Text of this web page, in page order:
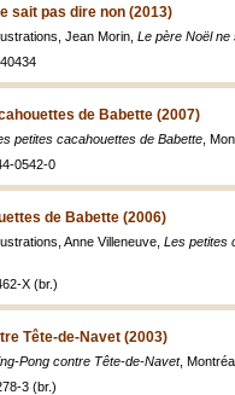
sait pas dire non (2013)
Jean Morin, Le père Noël ne
de Babette (2007)
petites cacahouettes de Babette ,
0542-0
de Babette (2006)
Anne Villeneuve, Les petites
X (br.)
Tête-de-Navet (2003)
Pong contre Tête-de-Navet,
3 (br.)